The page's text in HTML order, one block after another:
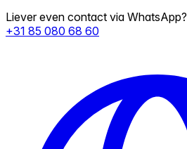
Liever even contact via WhatsApp?
+31 85 080 68 60